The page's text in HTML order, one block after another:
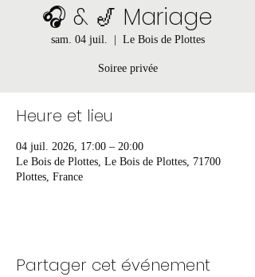
🎧 & 🎷 Mariage
sam. 04 juil.
  |
Le Bois de Plottes
Soiree privée
Heure et lieu
04 juil. 2026, 17:00 – 20:00
Le Bois de Plottes, Le Bois de Plottes, 71700
Plottes, France
Partager cet événement